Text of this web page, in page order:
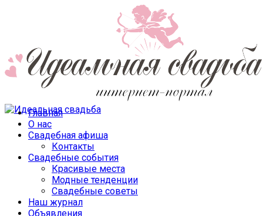
Главная
О нас
Свадебная афиша
Контакты
Свадебные события
Красивые места
Модные тенденции
Свадебные советы
Наш журнал
Объявления